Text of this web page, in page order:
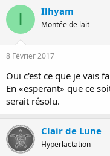
r
é
e
p
r
d
e
é
b
t
I Ilhyam
Montée de lait
8 Février 2017
Oui c'est ce que je vais
En «esperant» que ce
serait résolu.
Clair de Lune
Hyperlactation